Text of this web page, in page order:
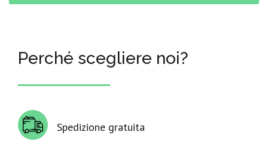
Perché scegliere noi?
Spedizione gratuita